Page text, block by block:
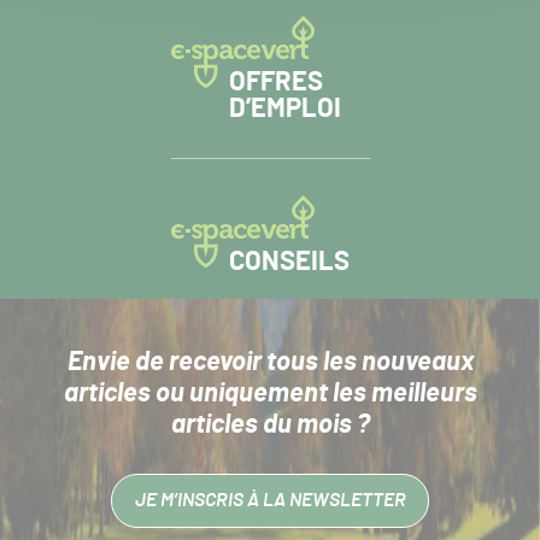
OFFRES
D’EMPLOI
CONSEILS
Envie de recevoir tous les nouveaux
articlesou uniquement les meilleurs
articles du mois ?
JE M’INSCRIS À LA NEWSLETTER